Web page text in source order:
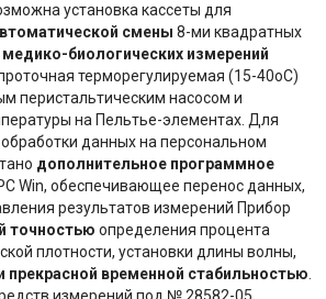
установка кассеты для
смены 8-ми квадратных
биологических измерений
терморегулируемая (15-40оС)
перистальтическим насосом и
на Пельтье-элементах. Для
данных на персональном
дополнительное программное
Win, обеспечивающее перенос данных,
результатов измерений Прибор
точностью определения процента
плотности, установки длины волны,
прекрасной временной стабильностью.